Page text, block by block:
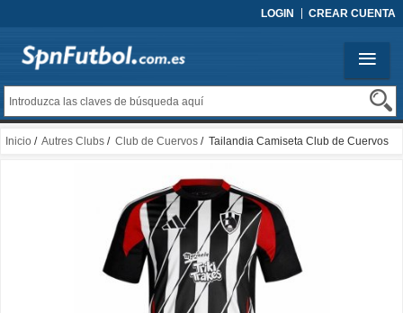
LOGIN CREAR CUENTA
Inicio / Autres Clubs / Club de Cuervos / Tailandia Camiseta Club de Cuervos